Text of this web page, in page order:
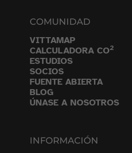
COMUNIDAD
VITTAMAP
CALCULADORA CO2
ESTUDIOS
SOCIOS
FUENTE ABIERTA
BLOG
ÚNASE A NOSOTROS
INFORMACIÓN